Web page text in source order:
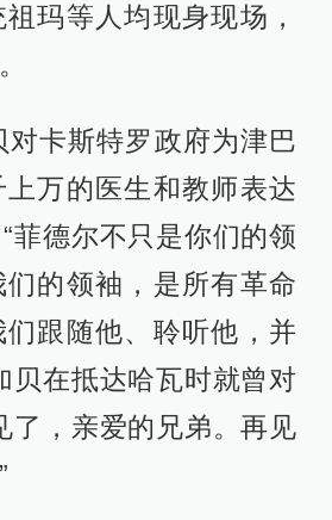
玛等人均现身现场，
对卡斯特罗政府为津巴
万的医生和教师表达
菲德尔不只是你们的领
的领袖，是所有革命
跟随他、聆听他，并
贝在抵达哈瓦时就曾对
了，亲爱的兄弟。再见